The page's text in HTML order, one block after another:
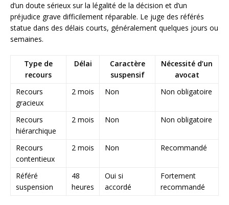
d’un doute sérieux sur la légalité de la décision et d’un
préjudice grave difficilement réparable. Le juge des référés
statue dans des délais courts, généralement quelques jours ou
semaines.
Type de
recours
Délai
Caractère
suspensif
Nécessité d’un
avocat
Recours
gracieux
2 mois Non Non obligatoire
Recours
hiérarchique
2 mois Non Non obligatoire
Recours
contentieux
2 mois Non Recommandé
Référé
suspension
48
heures
Oui si
accordé
Fortement
recommandé